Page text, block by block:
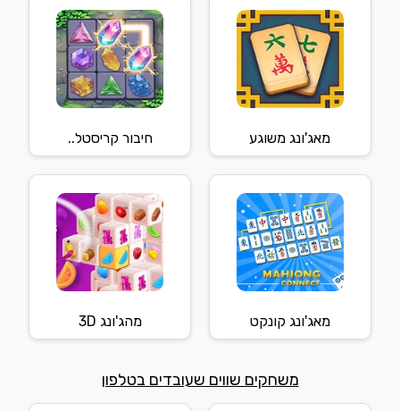
מאג'ונג משוגע חיבור קריסטל..
מאג'ונג קונקט מהג'ונג 3D
משחקים שווים שעובדים בטלפון